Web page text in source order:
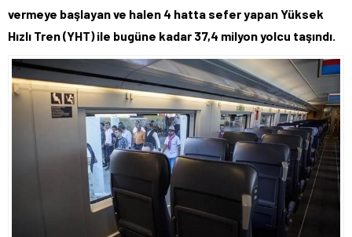
vermeye başlayan ve halen 4 hatta sefer yapan Yüksek
Hızlı Tren (YHT) ile bugüne kadar 37,4 milyon yolcu taşındı.